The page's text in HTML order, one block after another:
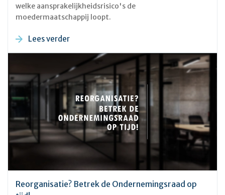
welke aansprakelijkheidsrisico's de
moedermaatschappij loopt.
Lees verder
Reorganisatie? Betrek de Ondernemingsraad op